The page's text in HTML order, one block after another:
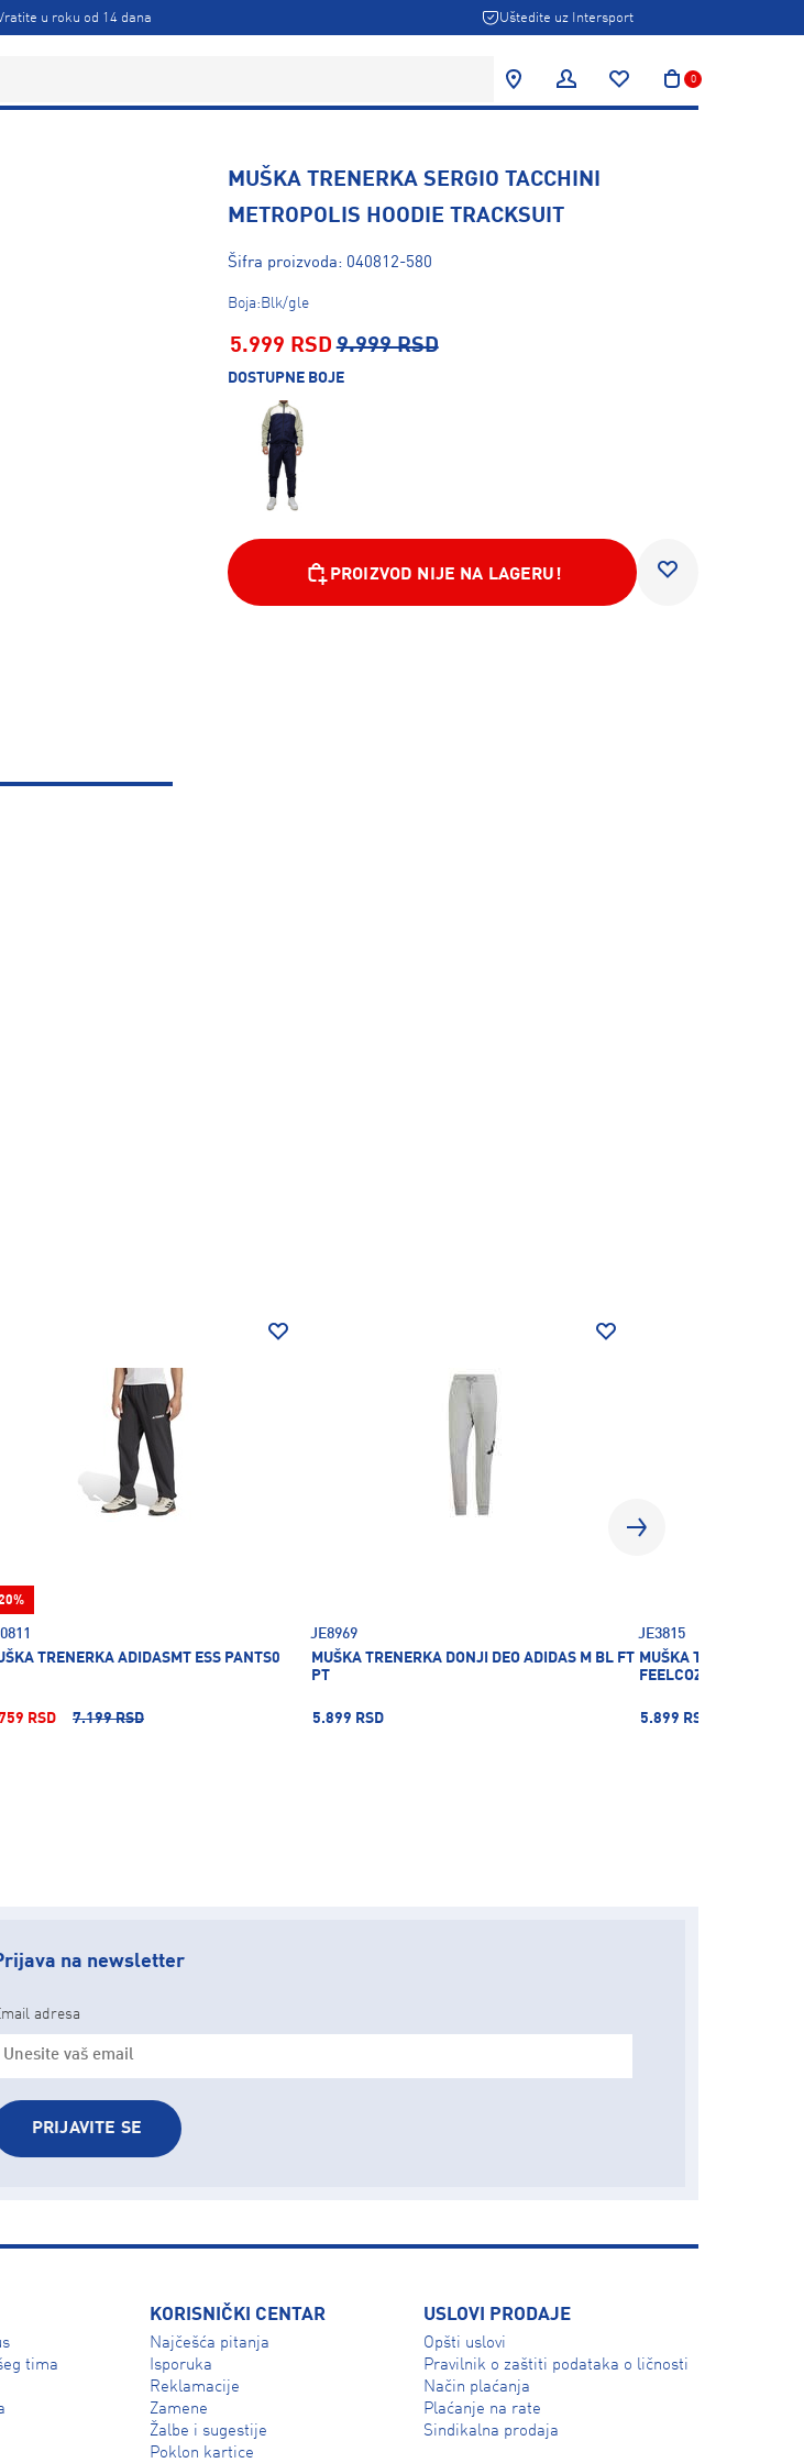
u roku od 14 dana Uštedite uz Intersport
0
MUŠKA TRENERKA SERGIO TACCHINI
METROPOLIS HOODIE TRACKSUIT
Šifra proizvoda: 040812-580
Boja:Blk/gle
5.999 RSD 9.999 RSD
DOSTUPNE BOJE
PROIZVOD NIJE NA LAGERU!
TRENERKA ADIDASMT ESS PANTS0
RSD 7.199 RSD
JE8969
MUŠKA TRENERKA DONJI DEO ADIDAS M BL FT
PT
5.899 RSD
JE3815
MUŠKA TRENERKA
FEELCOZY
5.899 RSD
na newsletter
adresa
PRIJAVITE SE
tima
KORISNIČKI CENTAR
Najčešća pitanja
Isporuka
Reklamacije
Zamene
Žalbe i sugestije
Poklon kartice
USLOVI PRODAJE
Opšti uslovi
Pravilnik o zaštiti podataka o ličnosti
Način plaćanja
Plaćanje na rate
Sindikalna prodaja